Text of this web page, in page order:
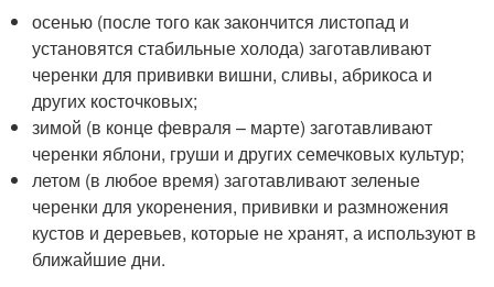
осенью (после того как закончится листопад и
установятся стабильные холода) заготавливают
черенки для прививки вишни, сливы, абрикоса и
других косточковых;
зимой (в конце февраля – марте) заготавливают
черенки яблони, груши и других семечковых культур;
летом (в любое время) заготавливают зеленые
черенки для укоренения, прививки и размножения
кустов и деревьев, которые не хранят, а используют в
ближайшие дни.